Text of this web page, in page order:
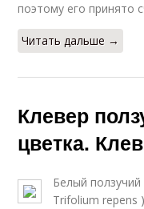
поэтому его принято
Читать дальше →
Клевер
цветка.
Белый
Trifolium repens